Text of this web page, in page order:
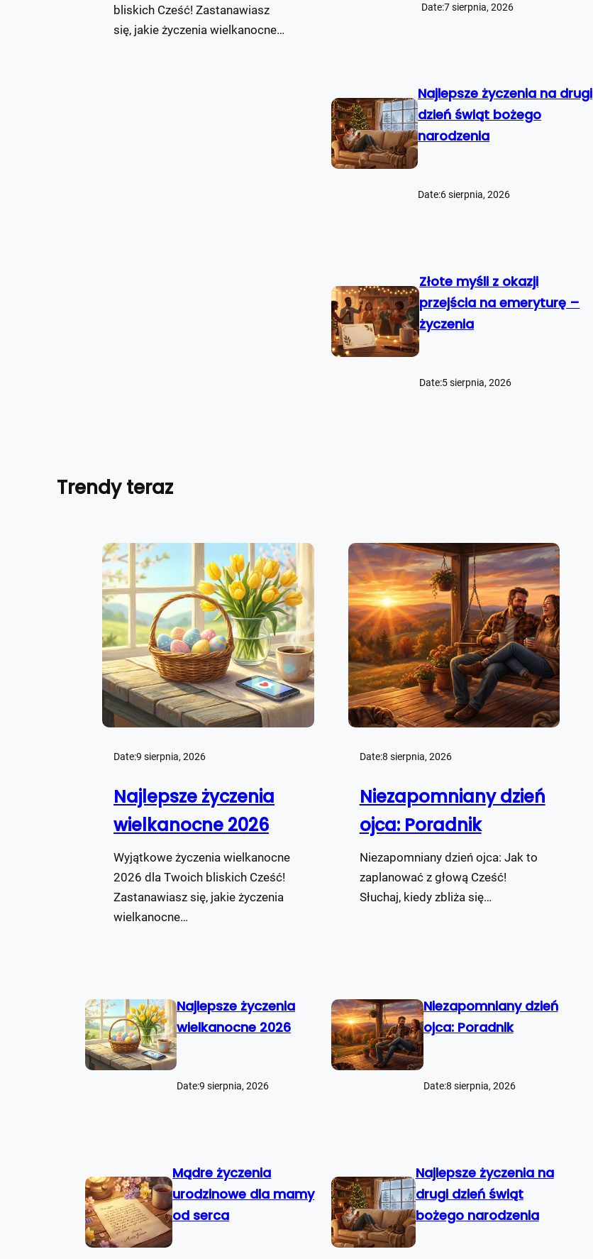
bliskich Cześć! Zastanawiasz
się, jakie życzenia wielkanocne…
Date:7 sierpnia, 2026
Najlepsze życzenia na drugi
dzień świąt bożego
narodzenia
Date:6 sierpnia, 2026
Złote myśli z okazji
przejścia na emeryturę –
życzenia
Date:5 sierpnia, 2026
Trendy teraz
Date:9 sierpnia, 2026
Najlepsze życzenia
wielkanocne 2026
Wyjątkowe życzenia wielkanocne
2026 dla Twoich bliskich Cześć!
Zastanawiasz się, jakie życzenia
wielkanocne…
Date:8 sierpnia, 2026
Niezapomniany dzień
ojca: Poradnik
Niezapomniany dzień ojca: Jak to
zaplanować z głową Cześć!
Słuchaj, kiedy zbliża się…
Najlepsze życzenia
wielkanocne 2026
Date:9 sierpnia, 2026
Niezapomniany dzień
ojca: Poradnik
Date:8 sierpnia, 2026
Mądre życzenia
urodzinowe dla mamy
od serca
Najlepsze życzenia na
drugi dzień świąt
bożego narodzenia